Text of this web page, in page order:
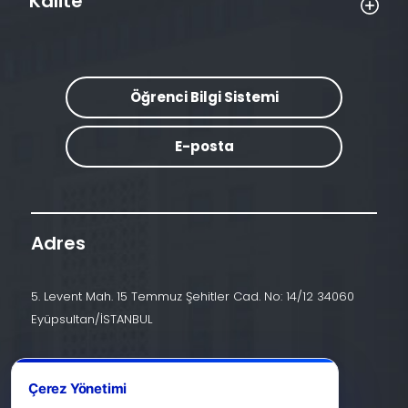
Öğrenci Bilgi Sistemi
E-posta
Adres
5. Levent Mah. 15 Temmuz Şehitler Cad. No: 14/12 34060
Eyüpsultan/İSTANBUL
+90 (212) 924 24 44
Çerez Yönetimi